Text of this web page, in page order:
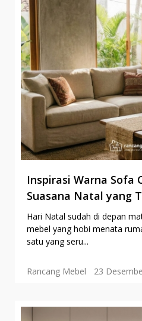
Inspirasi Warna Sofa
Suasana Natal yang
Hari Natal sudah di depan
mebel yang hobi menata
satu yang seru...
Rancang Mebel 23